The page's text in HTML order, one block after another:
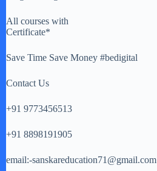
All courses with
Certificate*
Save Time Save Money #bedigital
Contact Us
+91 9773456513
+91 8898191905
email:-sanskareducation71@gmail.com